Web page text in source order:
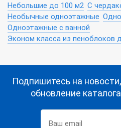
Небольшие до 100 м2 С
Необычные одноэтажные
Одноэтажные с ванной
Эконом класса из пеноблоков
Подпишитесь на
обновление